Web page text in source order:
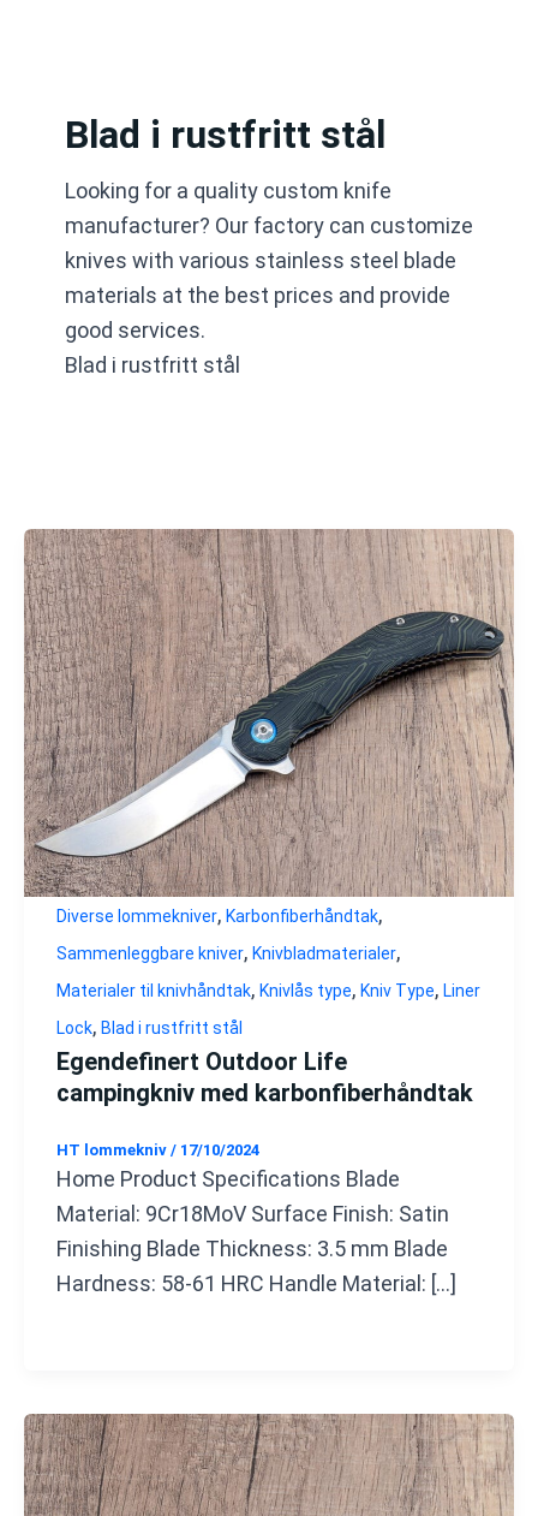
Blad i rustfritt stål
Looking for a quality custom knife
manufacturer? Our factory can customize
knives with various stainless steel blade
materials at the best prices and provide
good services.
Blad i rustfritt stål
Diverse lommekniver, Karbonfiberhåndtak,
Sammenleggbare kniver, Knivbladmaterialer,
Materialer til knivhåndtak, Knivlås type, Kniv Type, Liner
Lock, Blad i rustfritt stål
Egendefinert Outdoor Life
campingkniv med karbonfiberhåndtak
HT lommekniv / 17/10/2024
Home Product Specifications Blade
Material: 9Cr18MoV Surface Finish: Satin
Finishing Blade Thickness: 3.5 mm Blade
Hardness: 58-61 HRC Handle Material: […]